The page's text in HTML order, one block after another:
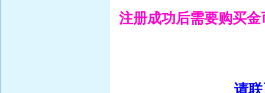
注册成功后需要购买
请